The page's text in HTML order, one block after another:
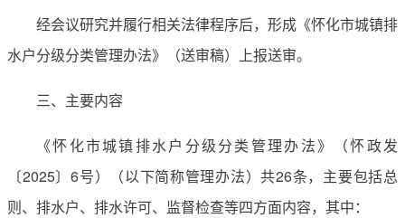
经会议研究并履行相关法律程序后，形成《怀化市城镇排
水户分级分类管理办法》（送审稿）上报送审。
三、主要内容
《怀化市城镇排水户分级分类管理办法》（怀政发
〔2025〕6号）（以下简称管理办法）共26条，主要包括总
则、排水户、排水许可、监督检查等四方面内容，其中：